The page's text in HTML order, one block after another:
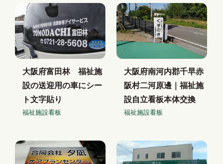
大阪府富田林 福祉施
設の送迎用の車にシー
ト文字貼り
福祉施設看板
大阪府南河内郡千早赤
阪村二河原邊｜福祉施
設自立看板本体交換
福祉施設看板